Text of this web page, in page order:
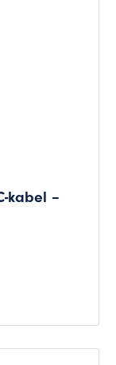
kabel –